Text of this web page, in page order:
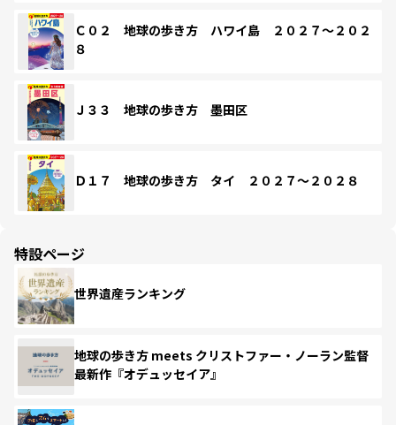
Ｃ０２ 地球の歩き方 ハワイ島 ２０２７～２０２
８
Ｊ３３ 地球の歩き方 墨田区
Ｄ１７ 地球の歩き方 タイ ２０２７～２０２８
特設ページ
世界遺産ランキング
地球の歩き方 meets クリストファー・ノーラン監督
最新作『オデュッセイア』